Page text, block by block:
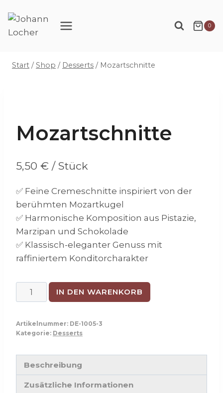
Inhalt
springen
0
Start / Shop / Desserts / Mozartschnitte
Mozartschnitte
5,50 € / Stück
✅ Feine Cremeschnitte inspiriert von der
berühmten Mozartkugel
✅ Harmonische Komposition aus Pistazie,
Marzipan und Schokolade
✅ Klassisch-eleganter Genuss mit
raffiniertem Konditorcharakter
Mozartschnitte
Menge
IN DEN WARENKORB
Artikelnummer: DE-1005-3
Kategorie: Desserts
Beschreibung
Zusätzliche Informationen